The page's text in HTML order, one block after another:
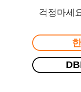
걱정마세